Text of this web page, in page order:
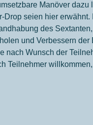
Manöver
Drop seien hier
des
und Verbessern
nach Wunsch der
Teilnehmer